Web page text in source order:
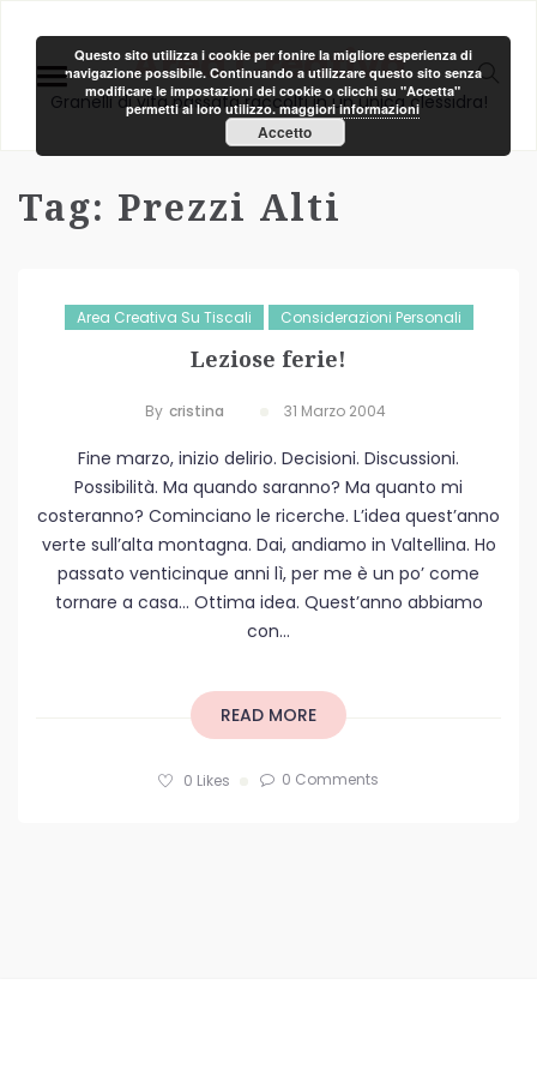
Area Creativa
Granelli di vita passata raccolti in un unica clessidra!
Tag: Prezzi Alti
Area Creativa Su Tiscali Considerazioni Personali
Leziose ferie!
By Cristina 31 Marzo 2004
Fine marzo, inizio delirio. Decisioni. Discussioni.
Possibilità. Ma quando saranno? Ma quanto mi
costeranno? Cominciano le ricerche. L’idea quest’anno
verte sull’alta montagna. Dai, andiamo in Valtellina. Ho
passato venticinque anni lì, per me è un po’ come
tornare a casa… Ottima idea. Quest’anno abbiamo
con...
READ MORE
0 Likes 0 Comments
Questo sito utilizza i cookie per fonire la migliore esperienza di
navigazione possibile. Continuando a utilizzare questo sito senza
modificare le impostazioni dei cookie o clicchi su "Accetta"
permetti al loro utilizzo.maggiori informazioni
Accetto